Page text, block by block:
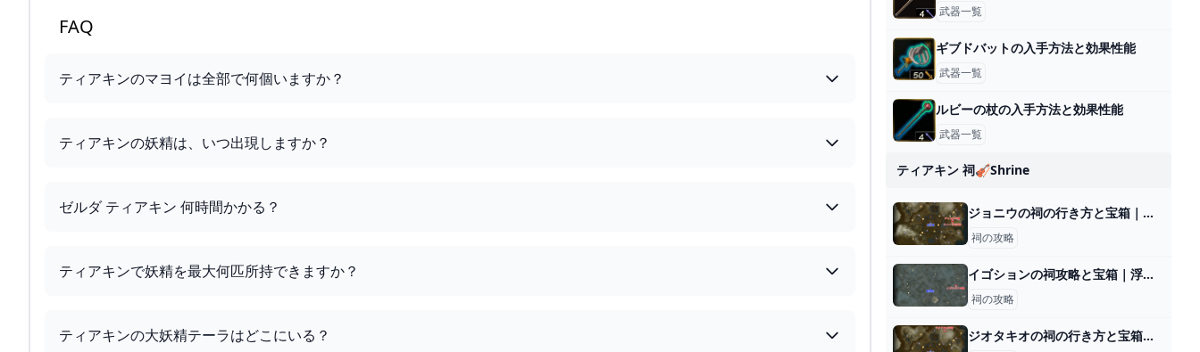
FAQ
ティアキンのマヨイは全部で何個いますか？
ティアキンの妖精は、いつ出現しますか？
ゼルダ ティアキン 何時間かかる？
ティアキンで妖精を最大何匹所持できますか？
ティアキンの大妖精テーラはどこにいる？
武器一覧
ギブドバットの入手方法と効果性能
武器一覧
ルビーの杖の入手方法と効果性能
武器一覧
ティアキン 祠🎻shrine
ジョニウの祠の行き方と宝箱｜ラウルの祝福
祠の攻略
イゴションの祠攻略と宝箱｜浮遊する水
祠の攻略
ジオタキオの祠の行き方と宝箱｜ラウルの祝福